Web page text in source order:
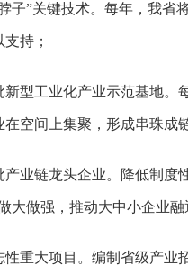
”关键技术。每年，我省
持；
型工业化产业示范基地。
空间上集聚，形成串珠成
业链龙头企业。降低制度
大做强，推动大中小企业融
重大项目。编制省级产业